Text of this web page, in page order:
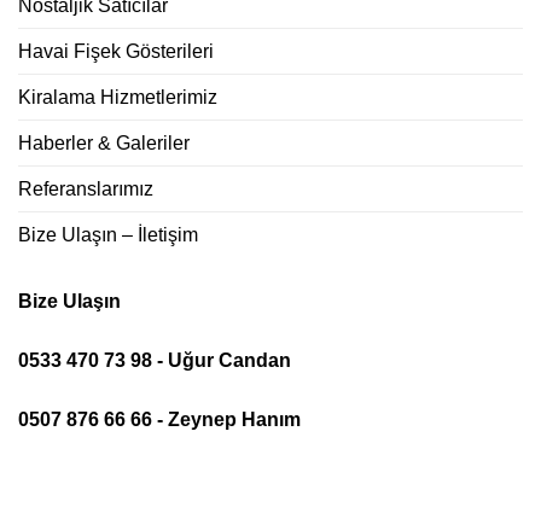
Nostaljik Satıcılar
Havai Fişek Gösterileri
Kiralama Hizmetlerimiz
Haberler & Galeriler
Referanslarımız
Bize Ulaşın – İletişim
Bize Ulaşın
0533 470 73 98 - Uğur Candan
0507 876 66 66 - Zeynep Hanım